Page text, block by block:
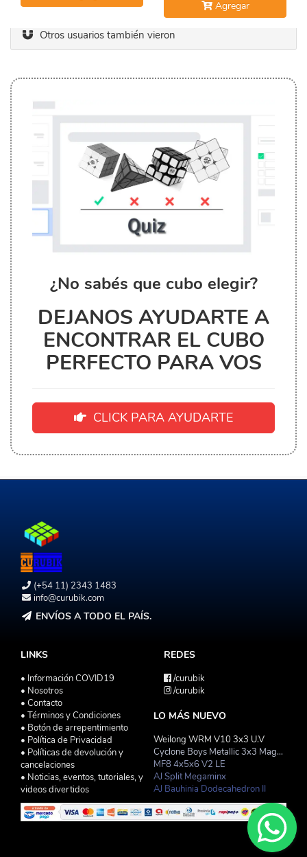
Agregar
Otros usuarios también vieron
¿No sabés que cubo elegir?
DEJANOS AYUDARTE A
ENCONTRAR EL CUBO
PERFECTO PARA VOS
CLICK PARA AYUDARTE
(+54 11) 2343 1483
info@curubik.com
ENVÍOS A TODO EL PAÍS.
LINKS
• Información COVID19
• Nosotros
• Contacto
• Términos y Condiciones
• Botón de arrepentimiento
• Política de Privacidad
• Políticas de devolución y
cancelaciones
• Noticias, eventos, tutoriales, y
videos divertidos
REDES
/curubik
/curubik
LO MÁS NUEVO
Weilong WRM V10 3x3 U.V
Cyclone Boys Metallic 3x3 Magnetico Macaron
MF8 4x5x6 V2 LE
AJ Split Megaminx
AJ Bauhinia Dodecahedron II